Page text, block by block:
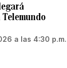
a las 4:30 p.m.